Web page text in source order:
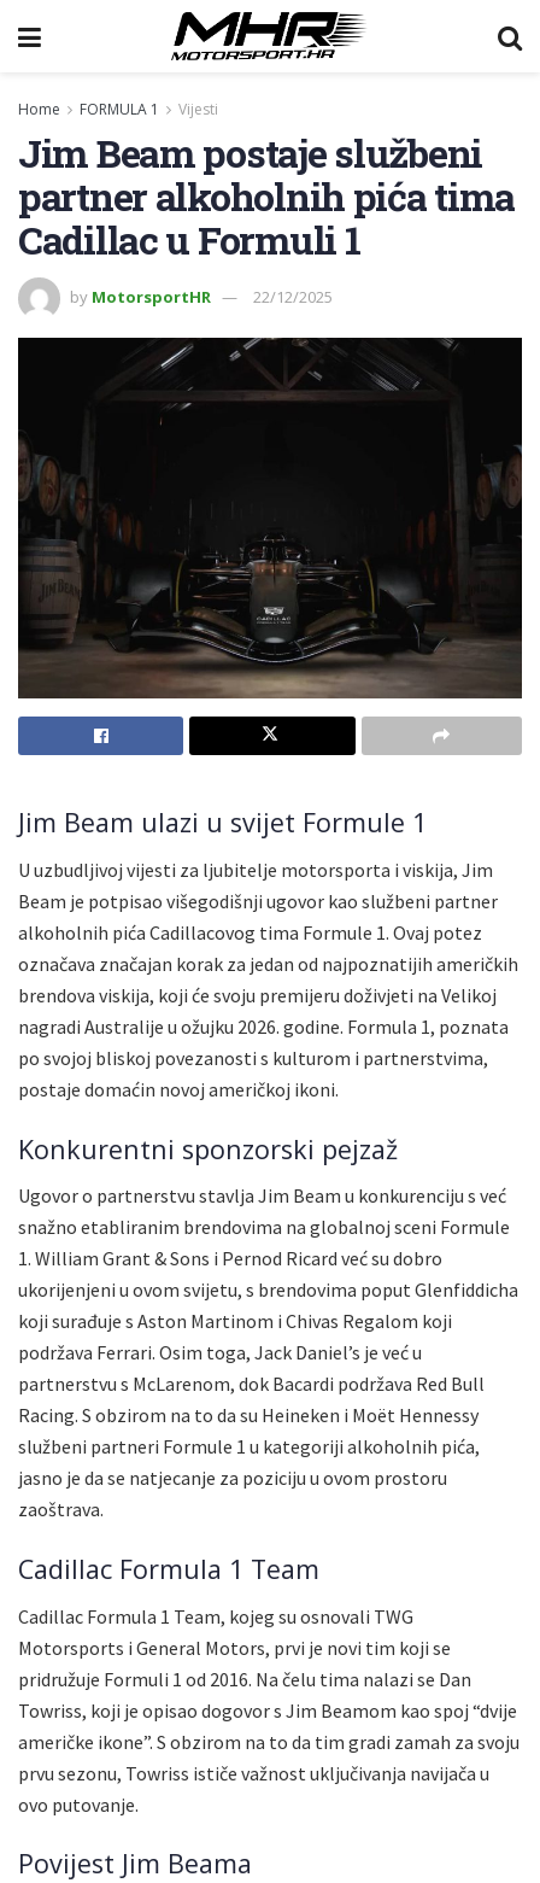
Home FORMULA 1 Vijesti
Jim Beam postaje službeni
partner alkoholnih pića tima
Cadillac u Formuli 1
by MotorsportHR 22/12/2025
Jim Beam ulazi u svijet Formule 1
U uzbudljivoj vijesti za ljubitelje motorsporta i viskija, Jim
Beam je potpisao višegodišnji ugovor kao službeni partner
alkoholnih pića Cadillacovog tima Formule 1. Ovaj potez
označava značajan korak za jedan od najpoznatijih američkih
brendova viskija, koji će svoju premijeru doživjeti na Velikoj
nagradi Australije u ožujku 2026. godine. Formula 1, poznata
po svojoj bliskoj povezanosti s kulturom i partnerstvima,
postaje domaćin novoj američkoj ikoni.
Konkurentni sponzorski pejzaž
Ugovor o partnerstvu stavlja Jim Beam u konkurenciju s već
snažno etabliranim brendovima na globalnoj sceni Formule
1. William Grant & Sons i Pernod Ricard već su dobro
ukorijenjeni u ovom svijetu, s brendovima poput Glenfiddicha
koji surađuje s Aston Martinom i Chivas Regalom koji
podržava Ferrari. Osim toga, Jack Daniel’s je već u
partnerstvu s McLarenom, dok Bacardi podržava Red Bull
Racing. S obzirom na to da su Heineken i Moët Hennessy
službeni partneri Formule 1 u kategoriji alkoholnih pića,
jasno je da se natjecanje za poziciju u ovom prostoru
zaoštrava.
Cadillac Formula 1 Team
Cadillac Formula 1 Team, kojeg su osnovali TWG
Motorsports i General Motors, prvi je novi tim koji se
pridružuje Formuli 1 od 2016. Na čelu tima nalazi se Dan
Towriss, koji je opisao dogovor s Jim Beamom kao spoj “dvije
američke ikone”. S obzirom na to da tim gradi zamah za svoju
prvu sezonu, Towriss ističe važnost uključivanja navijača u
ovo putovanje.
Povijest Jim Beama